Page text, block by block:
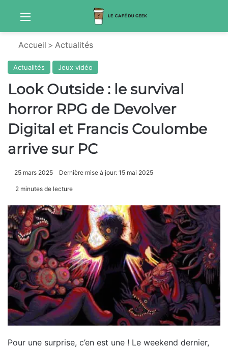
Menu
Accueil > Actualités
Actualités Jeux vidéo
Look Outside : le survival
horror RPG de Devolver
Digital et Francis Coulombe
arrive sur PC
25 mars 2025 Dernière mise à jour: 15 mai 2025
2 minutes de lecture
Pour une surprise, c’en est une ! Le weekend dernier,